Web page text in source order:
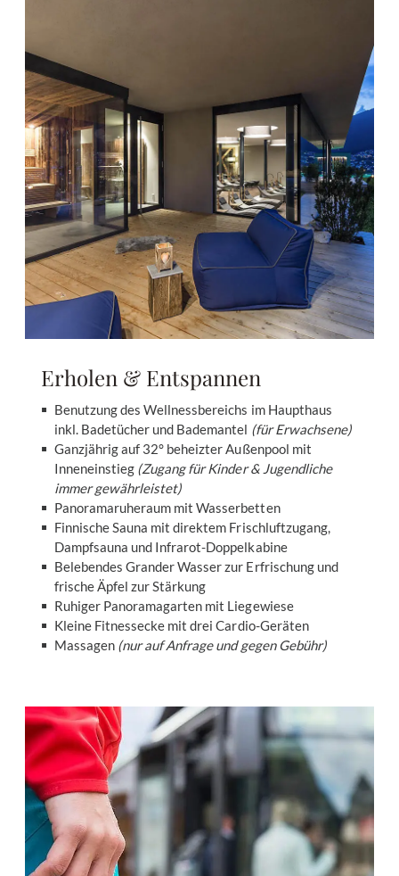
Erholen & Entspannen
Benutzung des Wellnessbereichs im Haupthaus
inkl. Badetücher und Bademantel (für Erwachsene)
Ganzjährig auf 32° beheizter Außenpool mit
Inneneinstieg (Zugang für Kinder & Jugendliche
immer gewährleistet)
Panoramaruheraum mit Wasserbetten
Finnische Sauna mit direktem Frischluftzugang,
Dampfsauna und Infrarot-Doppelkabine
Belebendes Grander Wasser zur Erfrischung und
frische Äpfel zur Stärkung
Ruhiger Panoramagarten mit Liegewiese
Kleine Fitnessecke mit drei Cardio-Geräten
Massagen (nur auf Anfrage und gegen Gebühr)